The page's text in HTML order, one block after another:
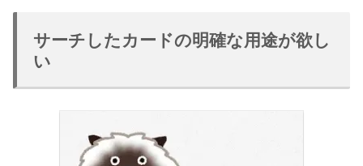
サーチしたカードの明確な用途が欲し
い